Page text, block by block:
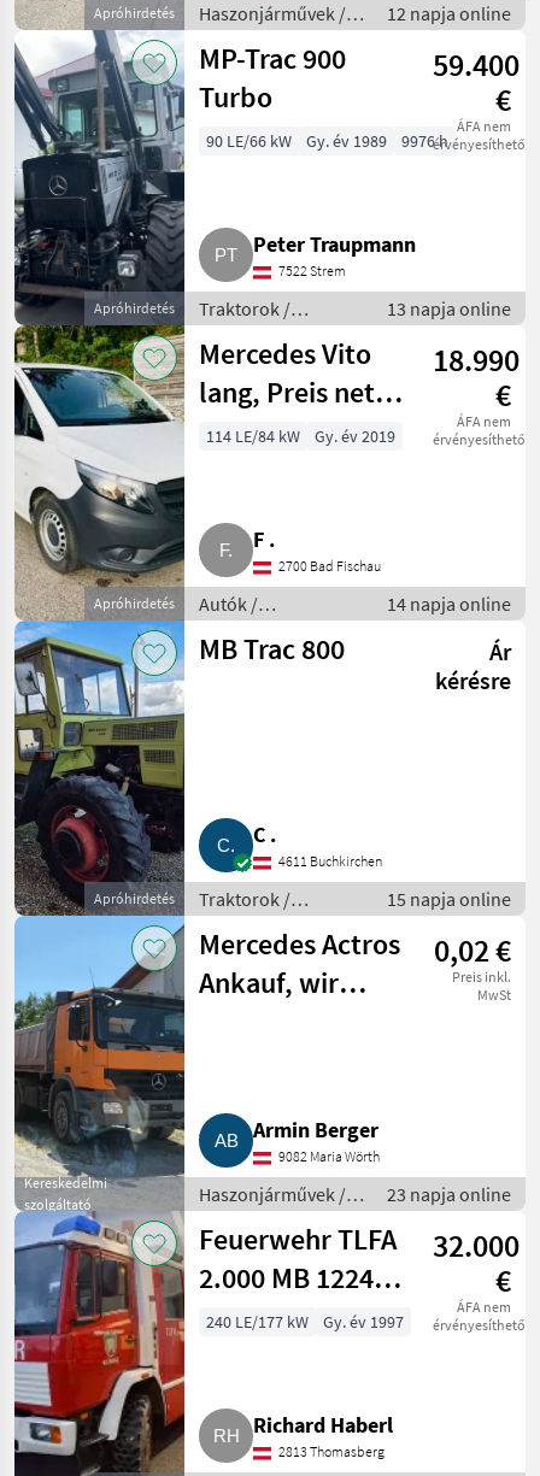
Apróhirdetés
Haszonjárművek /
Tehergépkocsi
12 napja online
Apróhirdetés
MP-Trac 900
Turbo
59.400
€
ÁFA nem
érvényesíthető
90 LE/66 kW Gy. év 1989 9976 h
Peter Traupmann
7522 Strem
Traktorok /
Hagyományos
traktor
13 napja online
Apróhirdetés
Mercedes Vito
lang, Preis netto
€ 15.825,-,
18.990
€
ÁFA nem
érvényesíthető
114 LE/84 kW Gy. év 2019
F .
2700 Bad Fischau
Autók /
Motorkerékpárok /
Autó
14 napja online
Apróhirdetés
MB Trac 800
Ár
kérésre
C .
4611 Buchkirchen
Traktorok /
Hagyományos
traktor
15 napja online
Kereskedelmi
szolgáltató
Mercedes Actros
Ankauf, wir
0,02 €
Preis inkl.
MwSt
Armin Berger
9082 Maria Wörth
Haszonjárművek /
Tehergépkocsi
23 napja online
Feuerwehr TLFA
2.000 MB 1224
AF, Allrad
32.000
€
ÁFA nem
érvényesíthető
240 LE/177 kW Gy. év 1997
Richard Haberl
2813 Thomasberg